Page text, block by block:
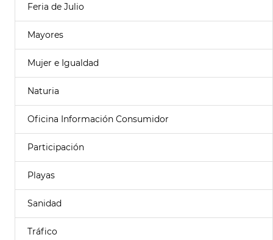
Feria de Julio
Mayores
Mujer e Igualdad
Naturia
Oficina Información Consumidor
Participación
Playas
Sanidad
Tráfico